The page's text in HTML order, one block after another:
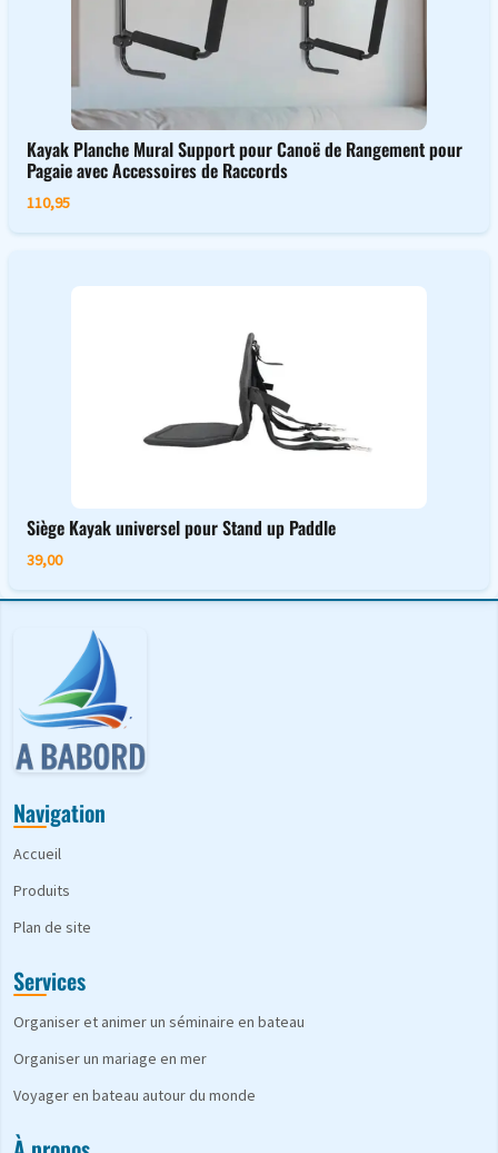
Kayak Planche Mural Support pour Canoë de Rangement pour
Pagaie avec Accessoires de Raccords
110,95
Siège Kayak universel pour Stand up Paddle
39,00
Navigation
Accueil
Produits
Plan de site
Services
Organiser et animer un séminaire en bateau
Organiser un mariage en mer
Voyager en bateau autour du monde